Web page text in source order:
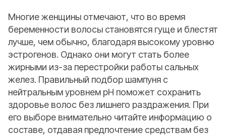
Многие женщины отмечают, что во время
беременности волосы становятся гуще и блестят
лучше, чем обычно, благодаря высокому уровню
эстрогенов. Однако они могут стать более
жирными из-за перестройки работы сальных
желез. Правильный подбор шампуня с
нейтральным уровнем pH поможет сохранить
здоровье волос без лишнего раздражения. При
его выборе внимательно читайте информацию о
составе, отдавая предпочтение средствам без